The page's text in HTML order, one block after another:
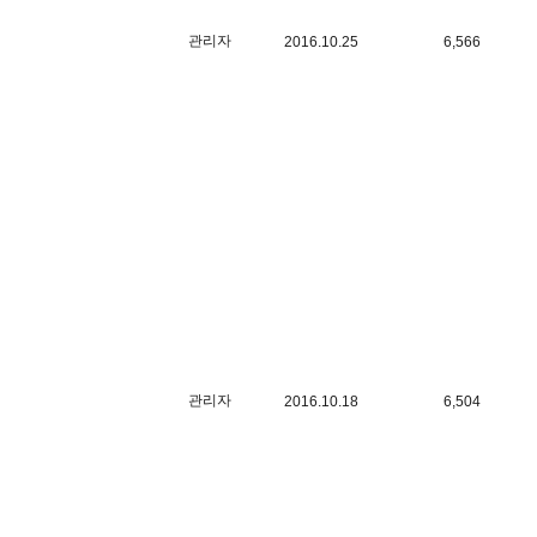
관리자 2016.10.25 6,566
관리자 2016.10.18 6,504